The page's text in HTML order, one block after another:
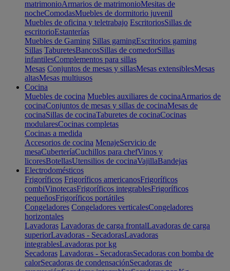
matrimonioArmarios de matrimonioMesitas de
nocheComodasMuebles de dormitorio juvenil
Muebles de oficina y teletrabajo EscritoriosSillas de
escritorioEstanterías
Muebles de Gaming Sillas gamingEscritorios gaming
Sillas TaburetesBancosSillas de comedorSillas
infantilesComplementos para sillas
Mesas Conjuntos de mesas y sillasMesas extensiblesMesas
altasMesas multiusos
Cocina
Muebles de cocina Muebles auxiliares de cocinaArmarios de
cocinaConjuntos de mesas y sillas de cocinaMesas de
cocinaSillas de cocinaTaburetes de cocinaCocinas
modularesCocinas completas
Cocinas a medida
Accesorios de cocina MenajeServicio de
mesaCuberteríaCuchillos para chefVinos y
licoresBotellasUtensilios de cocinaVajillaBandejas
Electrodomésticos
Frigoríficos Frigoríficos americanosFrigoríficos
combiVinotecasFrigoríficos integrablesFrigoríficos
pequeñosFrigoríficos portátiles
Congeladores Congeladores verticalesCongeladores
horizontales
Lavadoras Lavadoras de carga frontalLavadoras de carga
superiorLavadoras - SecadorasLavadoras
integrablesLavadoras por kg
Secadoras Lavadoras - SecadorasSecadoras con bomba de
calorSecadoras de condensaciónSecadoras de